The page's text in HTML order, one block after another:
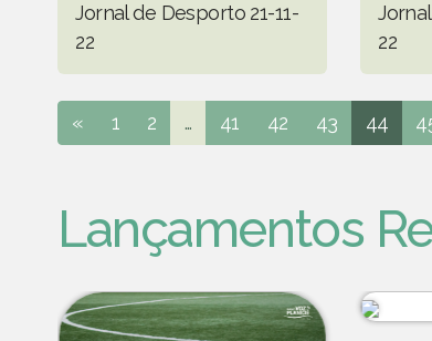
Jornal de Desporto 21-11-
22
22
« 1 2 ... 41 42 43 44
Lançamentos